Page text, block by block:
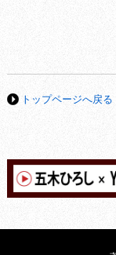
トップページへ戻る